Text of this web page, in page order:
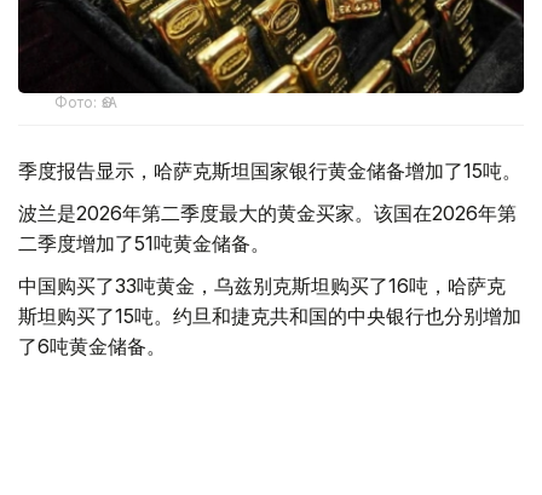
Фото: ӨзА
季度报告显示，哈萨克斯坦国家银行黄金储备增加了15吨。
波兰是2026年第二季度最大的黄金买家。该国在2026年第
二季度增加了51吨黄金储备。
中国购买了33吨黄金，乌兹别克斯坦购买了16吨，哈萨克
斯坦购买了15吨。约旦和捷克共和国的中央银行也分别增加
了6吨黄金储备。